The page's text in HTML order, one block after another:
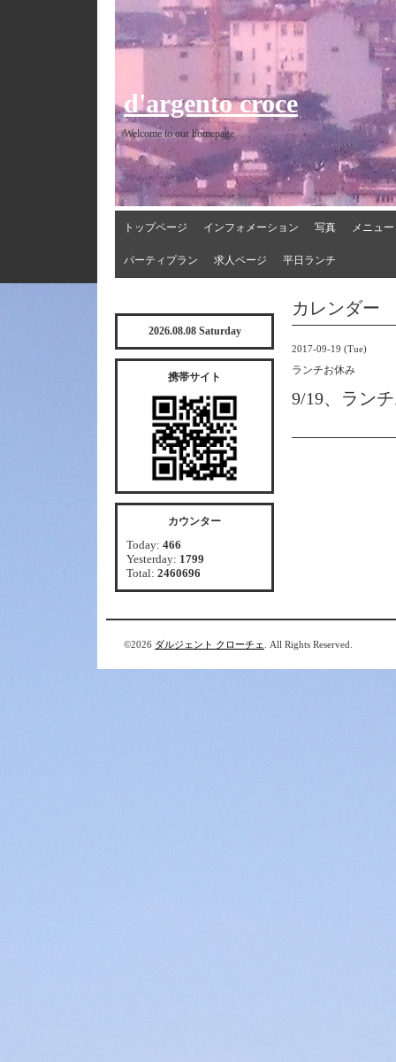
d'argento croce
Welcome to our homepage
トップページ インフォメーション 写真 メニュー
パーティプラン 求人ページ 平日ランチ
カレンダー
2017-09-19 (Tue)
ランチお休み
9/19、ラン
2026.08.08 Saturday
携帯サイト
カウンター
Today: 466
Yesterday: 1799
Total: 2460696
©2026 ダルジェント クローチェ . All Rights Reserved.